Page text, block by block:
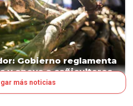
Gobierno reglamenta
y apoya a cañicultores
más noticias